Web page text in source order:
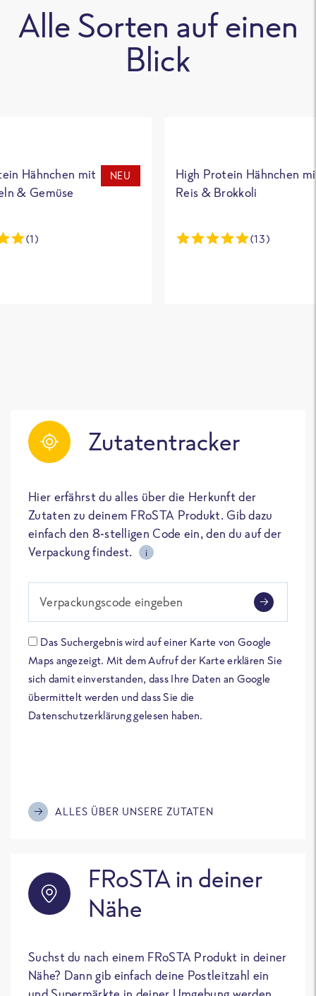
Alle Sorten auf einen
Blick
Hähnchen mit
& Gemüse
NEU
(1)
High Protein Hähnchen
Reis & Brokkoli
(13)
Zutatentracker
Hier erfährst du alles über die Herkunft der
Zutaten zu deinem FRoSTA Produkt. Gib dazu
einfach den 8-stelligen Code ein, den du auf der
Verpackung findest.
i
Verpackungscode eingeben
Das Suchergebnis wird auf einer Karte von Google
Maps angezeigt. Mit dem Aufruf der Karte erklären Sie
sich damit einverstanden, dass Ihre Daten an Google
übermittelt werden und dass Sie die
Datenschutzerklärung gelesen haben.
ALLES ÜBER UNSERE ZUTATEN
FRoSTA in deiner
Nähe
Suchst du nach einem FRoSTA Produkt in deiner
Nähe? Dann gib einfach deine Postleitzahl ein